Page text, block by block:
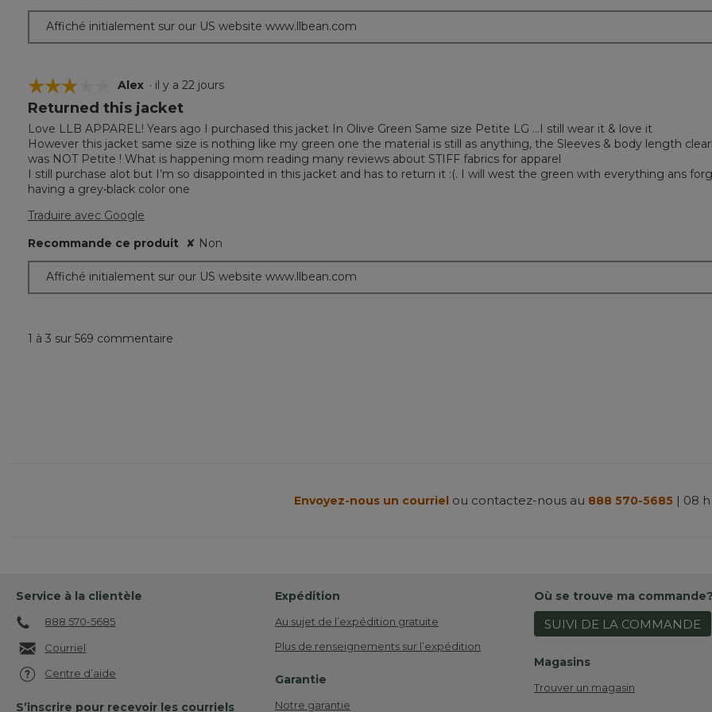
5.
Affiché initialement sur our US website www.llbean.com
☆☆☆☆☆
☆☆☆☆☆
3
sur
5.
Alex · il y a 22 jours
Returned this jacket
Love LLB APPAREL! Years ago I purchased this jacket In Olive Green Same size Petite LG …I still wear it & love it
However this jacket same size is nothing like my green one the material is still as anything, the Sleeves & body length
was NOT Petite ! What is happening mom reading many reviews about STIFF fabrics for apparel
I still purchase alot but I’m so disappointed in this jacket and has to return it :(. I will west the green with everything ans
having a grey•black color one
Traduire avec Google
Recommande ce produit
✘ Non
Affiché initialement sur our US website www.llbean.com
1 à 3 sur 569 commentaire
Envoyez-nous un courrielou contactez-nous au 888 570-5685 | 08 h
Service à la clientèle
888 570-5685
Courriel
Centre d’aide
S’inscrire pour recevoir les courriels
Expédition
Au sujet de l’expédition gratuite
Plus de renseignements sur l’expédition
Garantie
Notre garantie
Où se trouve ma commande?
SUIVI DE LA COMMANDE
Magasins
Trouver un magasin